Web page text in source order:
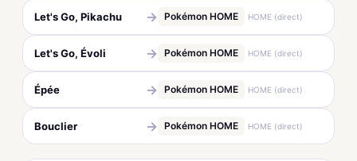
Let's Go, Pikachu → Pokémon HOME HOME (direct)
Let's Go, Évoli → Pokémon HOME HOME (direct)
Épée → Pokémon HOME HOME (direct)
Bouclier → Pokémon HOME HOME (direct)